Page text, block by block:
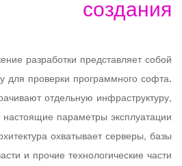
создания
разработки представляет собой
для проверки программного софта.
отдельную инфраструктуру,
настоящие параметры эксплуатации
охватывает серверы, базы
и прочие технологические части.